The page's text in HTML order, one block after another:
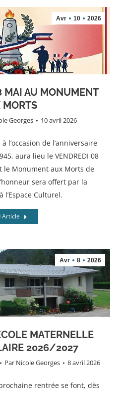
MAI AU MONUMENT
MORTS
Georges 10 avril 2026
Avr 10 2026
l’occasion de l’anniversaire
aura lieu le VENDREDI 08
le Monument aux Morts de
sera offert par la
l’Espace Culturel.
Article
MATERNELLE
2026/2027
Par Nicole Georges 8 avril 2026
Avr 8 2026
rentrée se font, dès